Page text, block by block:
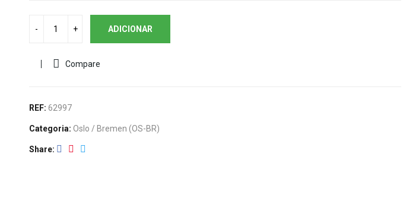
ADICIONAR
Compare
REF: 62997
Categoria: Oslo / Bremen (OS-BR)
Share